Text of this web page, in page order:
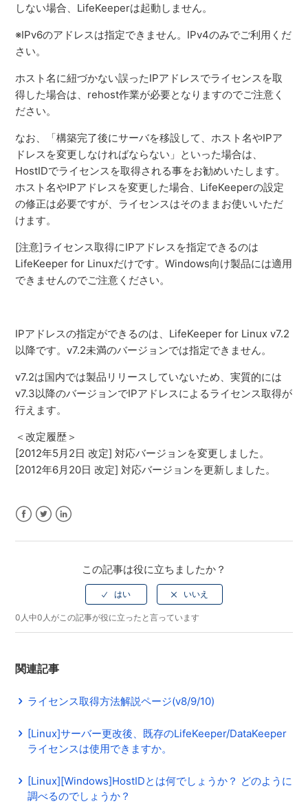
しない場合、LifeKeeperは起動しません。
※IPv6のアドレスは指定できません。IPv4のみでご利用くだ
さい。
ホスト名に紐づかない誤ったIPアドレスでライセンスを取
得した場合は、rehost作業が必要となりますのでご注意く
ださい。
なお、「構築完了後にサーバを移設して、ホスト名やIPア
ドレスを変更しなければならない」といった場合は、
HostIDでライセンスを取得される事をお勧めいたします。
ホスト名やIPアドレスを変更した場合、LifeKeeperの設定
の修正は必要ですが、ライセンスはそのままお使いいただ
けます。
[注意]ライセンス取得にIPアドレスを指定できるのは
LifeKeeper for Linuxだけです。Windows向け製品には適用
できませんのでご注意ください。
IPアドレスの指定ができるのは、LifeKeeper for Linux v7.2
以降です。v7.2未満のバージョンでは指定できません。
v7.2は国内では製品リリースしていないため、実質的には
v7.3以降のバージョンでIPアドレスによるライセンス取得が
行えます。
＜改定履歴＞
[2012年5月2日 改定] 対応バージョンを変更しました。
[2012年6月20日 改定] 対応バージョンを更新しました。
この記事は役に立ちましたか？
0人中0人がこの記事が役に立ったと言っています
関連記事
ライセンス取得方法解説ページ(v8/9/10)
[Linux]サーバー更改後、既存のLifeKeeper/DataKeeper
ライセンスは使用できますか。
[Linux][Windows]HostIDとは何でしょうか？ どのように
調べるのでしょうか？